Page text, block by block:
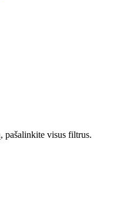
pašalinkite visus filtrus.